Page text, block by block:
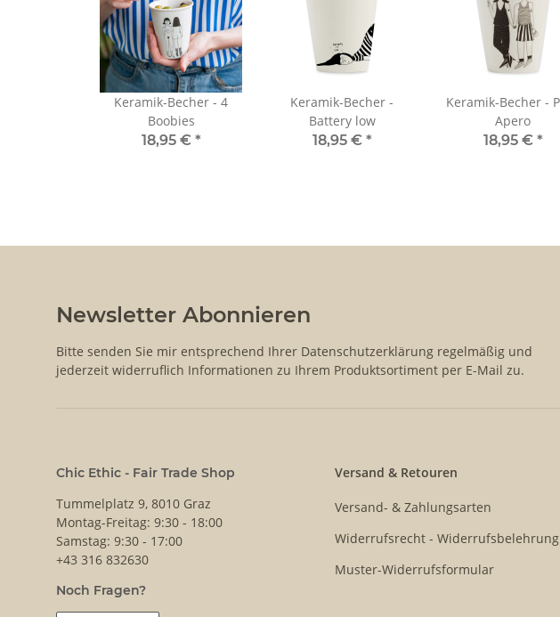
Keramik-Becher - 4
Boobies
18,95 € *
Keramik-Becher -
Battery low
18,95 € *
Keramik-Becher - Paar
Apero
18,95 € *
Newsletter Abonnieren
Bitte senden Sie mir entsprechend Ihrer Datenschutzerklärung regelmäßig und
jederzeit widerruflich Informationen zu Ihrem Produktsortiment per E-Mail zu.
Chic Ethic - Fair Trade Shop
Tummelplatz 9, 8010 Graz
Montag-Freitag: 9:30 - 18:00
Samstag: 9:30 - 17:00
+43 316 832630
Noch Fragen?
Versand & Retouren
Versand- & Zahlungsarten
Widerrufsrecht - Widerrufsbelehrung
Muster-Widerrufsformular